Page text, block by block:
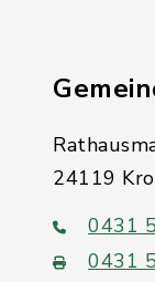
24119
0431
0431